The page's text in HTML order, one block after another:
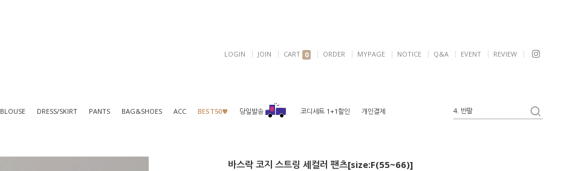
NOTICE Q&A EVENT REVIEW
LOGIN JOIN CART 0 ORDER MYPAGE
BLOUSE DRESS/SKIRT PANTS BAG&SHOES ACC BEST50♥ 당일발송 코디세트 1+1할인 개인결제
4. 반팔
바스락 코지 스트링 세컬러 팬츠[size:F(55~66)]